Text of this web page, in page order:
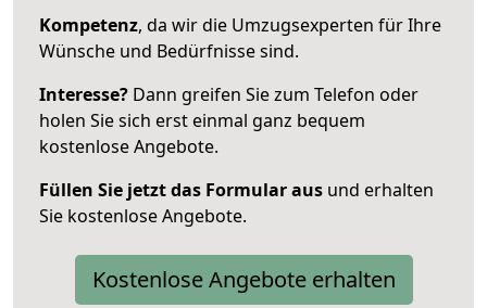
Kompetenz, da wir die Umzugsexperten für Ihre
Wünsche und Bedürfnisse sind.
Interesse? Dann greifen Sie zum Telefon oder
holen Sie sich erst einmal ganz bequem
kostenlose Angebote.
Füllen Sie jetzt das Formular aus und erhalten
Sie kostenlose Angebote.
Kostenlose Angebote erhalten